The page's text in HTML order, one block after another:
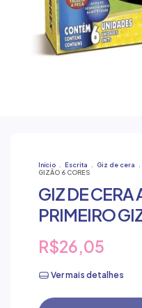
Início Escrita Giz de cera
GIZÃO 6 CORES
GIZ DE CERA
PRIMEIRO
R$26,05
Ver mais detalhes